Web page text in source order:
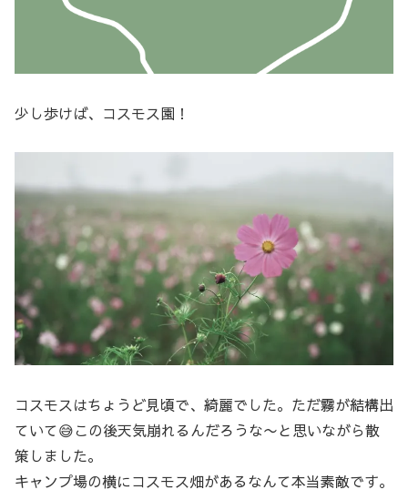
少し歩けば、コスモス園！
コスモスはちょうど見頃で、綺麗でした。ただ霧が結構出
ていて😅この後天気崩れるんだろうな〜と思いながら散
策しました。
キャンプ場の横にコスモス畑があるなんて本当素敵です。